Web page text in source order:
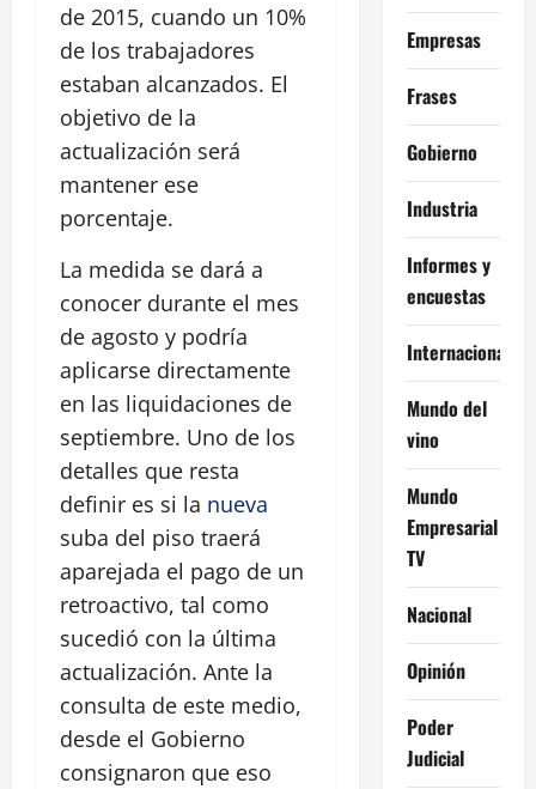
de 2015, cuando un 10%
de los trabajadores
estaban alcanzados. El
objetivo de la
actualización será
mantener ese
porcentaje.
La medida se dará a
conocer durante el mes
de agosto y podría
aplicarse directamente
en las liquidaciones de
septiembre. Uno de los
detalles que resta
definir es si la nueva
suba del piso traerá
aparejada el pago de un
retroactivo, tal como
sucedió con la última
actualización. Ante la
consulta de este medio,
desde el Gobierno
consignaron que eso
Empresas
Frases
Gobierno
Industria
Informes y
encuestas
Internacional
Mundo del
vino
Mundo
Empresarial
TV
Nacional
Opinión
Poder
Judicial